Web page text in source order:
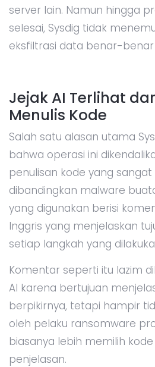
server lain. Namun hingga
selesai, Sysdig tidak
eksfiltrasi data benar-benar
Jejak AI Terlihat
Menulis Kode
Salah satu alasan utama
bahwa operasi ini
penulisan kode yang
dibandingkan malware
yang digunakan berisi
Inggris yang menjelaskan
setiap langkah yang
Komentar seperti itu lazim
AI karena bertujuan
berpikirnya, tetapi hampir
oleh pelaku ransomware
biasanya lebih memilih
penjelasan.